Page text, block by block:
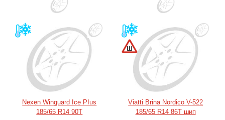
Nexen Winguard Ice PIus
185/65 R14 90T
Viatti Brina Nordico V-522
185/65 R14 86T шип